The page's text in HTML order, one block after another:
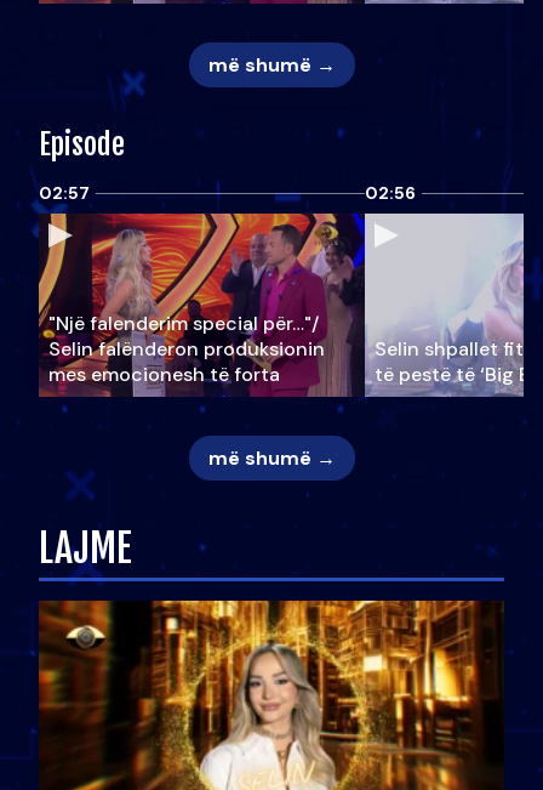
më shumë →
Episode
02:57
"Një falenderim special për…"/
Selin falënderon produksionin
mes emocionesh të forta
02:56
Selin shpallet
të pestë të ‘Big
më shumë →
LAJME